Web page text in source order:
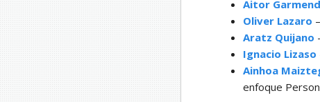
Aitor
Oliver Lazaro
Aratz Quijano
Ignacio Lizaso
Ainhoa
enfoque